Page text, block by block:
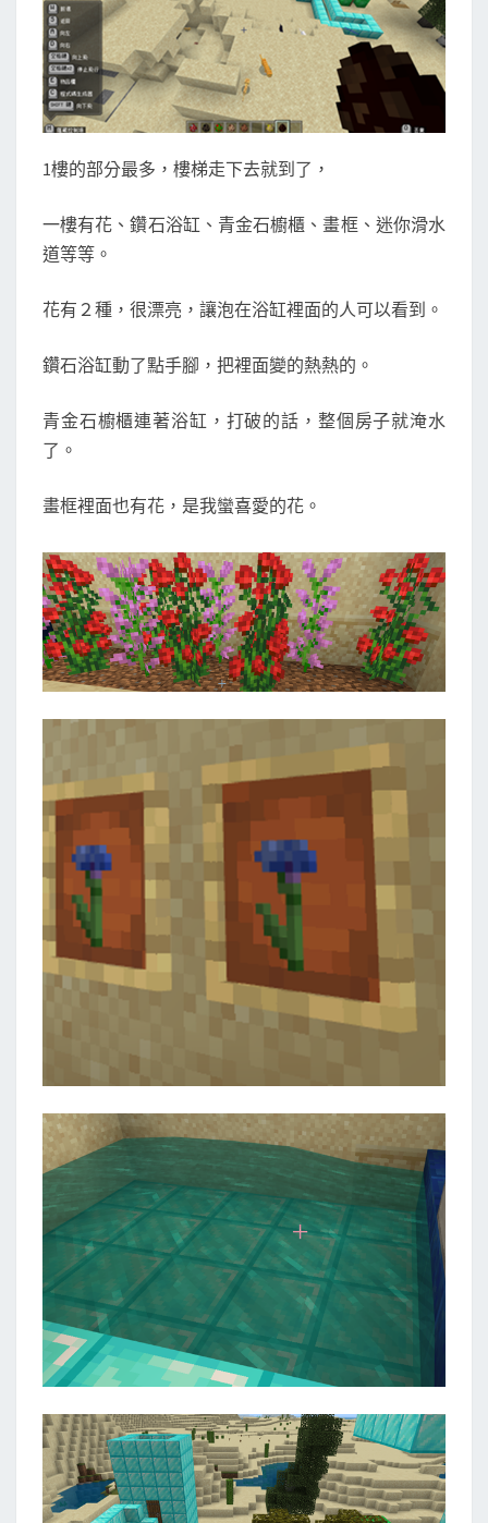
1樓的部分最多，樓梯走下去就到了，
一樓有花、鑽石浴缸、青金石櫥櫃、畫框、迷你滑水
道等等。
花有２種，很漂亮，讓泡在浴缸裡面的人可以看到。
鑽石浴缸動了點手腳，把裡面變的熱熱的。
青金石櫥櫃連著浴缸，打破的話，整個房子就淹水
了。
畫框裡面也有花，是我蠻喜愛的花。